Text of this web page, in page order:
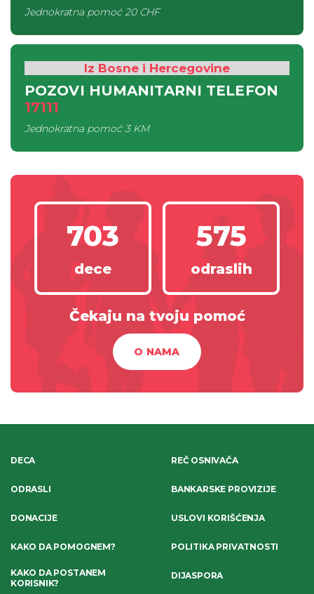
Jednokratna pomoć20 CHF
Iz Bosne i Hercegovine
POZOVI HUMANITARNI TELEFON
17111
Jednokratna pomoć3 KM
703
dece
575
odraslih
Čekaju na tvoju pomoć
O NAMA
DECA
ODRASLI
DONACIJE
KAKO DA POMOGNEM?
KAKO DA POSTANEM
KORISNIK?
REČ OSNIVAČA
BANKARSKE PROVIZIJE
USLOVI KORIŠĆENJA
POLITIKA PRIVATNOSTI
DIJASPORA